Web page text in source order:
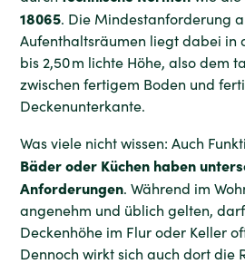
18065. Die Mindestanforderung
Aufenthaltsräumen liegt dabei in
bis 2,50 m lichte Höhe, also dem
zwischen fertigem Boden und
Deckenunterkante.
Was viele nicht wissen: Auch
Bäder oder Küchen haben
Anforderungen. Während im
angenehm und üblich gelten,
Deckenhöhe im Flur oder Keller
Dennoch wirkt sich auch dort die